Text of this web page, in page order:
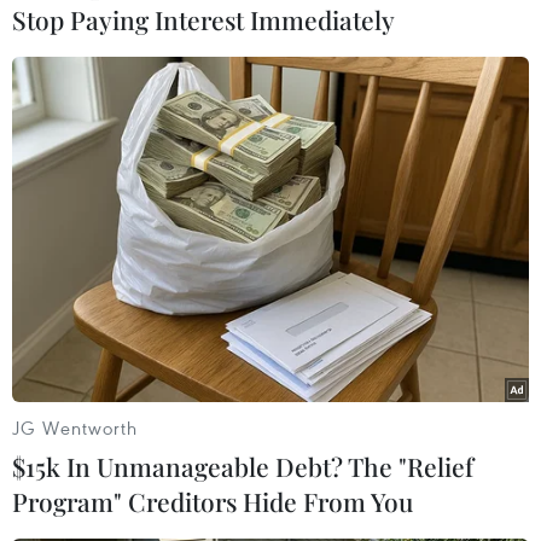
trên đảo Mindanao với tuyên bố hành động này
nhằm "chặn đứng mối đe dọa từ tổ chức IS tự
xưng đang leo thang nhanh chóng" tại đây.
Philippines và Mỹ thiết lập mối quan hệ đồng
minh thân thiết từ nhiều thập kỷ qua. Đáng chú
ý, năm 1951, hai bên đã ký Hiệp ước quốc
phòng chung nhằm bảo vệ lẫn nhau trong
trường hợp bất kỳ một bên nào bị tấn công.
Hiện nay, Mỹ cũng là nhà cung cấp vũ khí quân
sự lớn nhất của Philippines./.
Stop Paying Interest Immediately
JG Wentworth
$15k In Unmanageable Debt? The "Relief
Program" Creditors Hide From You